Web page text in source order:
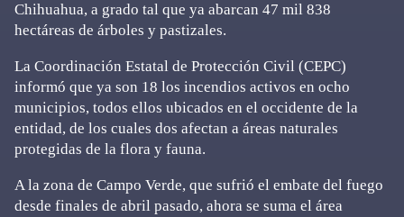
Chihuahua, a grado tal que ya abarcan 47 mil 838
hectáreas de árboles y pastizales.
La Coordinación Estatal de Protección Civil (CEPC)
informó que ya son 18 los incendios activos en ocho
municipios, todos ellos ubicados en el occidente de la
entidad, de los cuales dos afectan a áreas naturales
protegidas de la flora y fauna.
A la zona de Campo Verde, que sufrió el embate del fuego
desde finales de abril pasado, ahora se suma el área